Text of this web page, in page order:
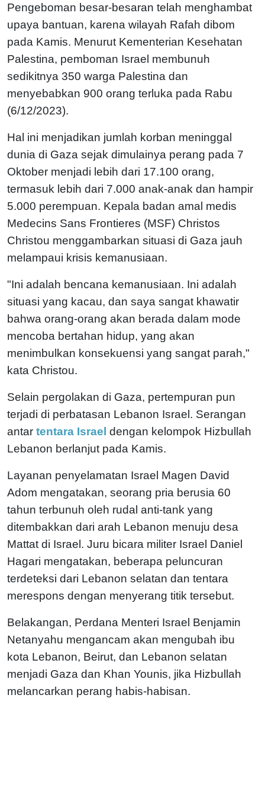
Pengeboman besar-besaran telah menghambat
upaya bantuan, karena wilayah Rafah dibom
pada Kamis. Menurut Kementerian Kesehatan
Palestina, pemboman Israel membunuh
sedikitnya 350 warga Palestina dan
menyebabkan 900 orang terluka pada Rabu
(6/12/2023).
Hal ini menjadikan jumlah korban meninggal
dunia di Gaza sejak dimulainya perang pada 7
Oktober menjadi lebih dari 17.100 orang,
termasuk lebih dari 7.000 anak-anak dan hampir
5.000 perempuan. Kepala badan amal medis
Medecins Sans Frontieres (MSF) Christos
Christou menggambarkan situasi di Gaza jauh
melampaui krisis kemanusiaan.
"Ini adalah bencana kemanusiaan. Ini adalah
situasi yang kacau, dan saya sangat khawatir
bahwa orang-orang akan berada dalam mode
mencoba bertahan hidup, yang akan
menimbulkan konsekuensi yang sangat parah,"
kata Christou.
Selain pergolakan di Gaza, pertempuran pun
terjadi di perbatasan Lebanon Israel. Serangan
antar tentara Israel dengan kelompok Hizbullah
Lebanon berlanjut pada Kamis.
Layanan penyelamatan Israel Magen David
Adom mengatakan, seorang pria berusia 60
tahun terbunuh oleh rudal anti-tank yang
ditembakkan dari arah Lebanon menuju desa
Mattat di Israel. Juru bicara militer Israel Daniel
Hagari mengatakan, beberapa peluncuran
terdeteksi dari Lebanon selatan dan tentara
merespons dengan menyerang titik tersebut.
Belakangan, Perdana Menteri Israel Benjamin
Netanyahu mengancam akan mengubah ibu
kota Lebanon, Beirut, dan Lebanon selatan
menjadi Gaza dan Khan Younis, jika Hizbullah
melancarkan perang habis-habisan.